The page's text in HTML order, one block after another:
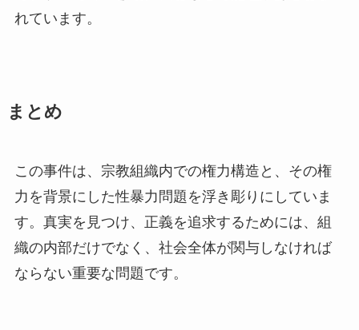
れています。
まとめ
この事件は、宗教組織内での権力構造と、その権
力を背景にした性暴力問題を浮き彫りにしていま
す。真実を見つけ、正義を追求するためには、組
織の内部だけでなく、社会全体が関与しなければ
ならない重要な問題です。